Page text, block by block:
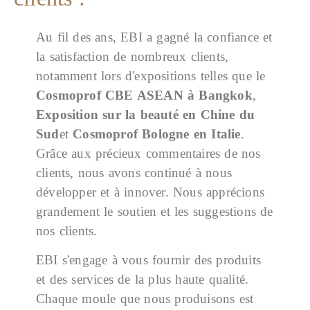
Au fil des ans, EBI a gagné la confiance et
la satisfaction de nombreux clients,
notamment lors d'expositions telles que le
Cosmoprof CBE ASEAN à Bangkok,
Exposition sur la beauté en Chine du
Sudet Cosmoprof Bologne en Italie.
Grâce aux précieux commentaires de nos
clients, nous avons continué à nous
développer et à innover. Nous apprécions
grandement le soutien et les suggestions de
nos clients.
EBI s'engage à vous fournir des produits
et des services de la plus haute qualité.
Chaque moule que nous produisons est